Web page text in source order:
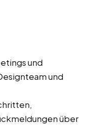
und
und
über